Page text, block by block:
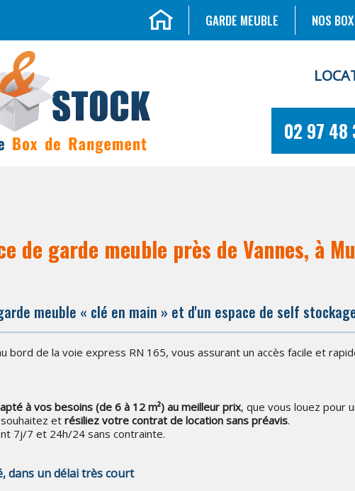
GARDE MEUBLE NOS BOX
02 97 48
de garde meuble près de Vannes, à
meuble « clé en main » et d'un espace de self
bord de la voie express RN 165, vous assurant un accès facile et
à vos besoins (de 6 à 12 m²) au meilleur prix, que vous louez pour
et résiliez votre contrat de location sans préavis.
7j/7 et 24h/24 sans contrainte.
dans un délai très court